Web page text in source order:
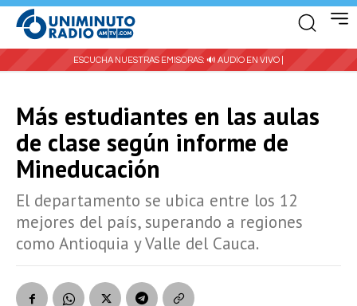
ESCUCHA NUESTRAS EMISORAS: 🔊 AUDIO EN VIVO |
Más estudiantes en las aulas
de clase según informe de
Mineducación
El departamento se ubica entre los 12
mejores del país, superando a regiones
como Antioquia y Valle del Cauca.